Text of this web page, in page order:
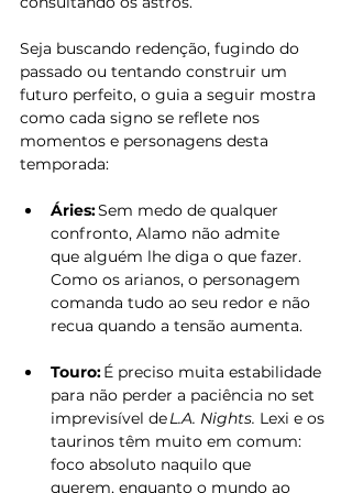
Seja buscando redenção, fugindo do
passado ou tentando construir um
futuro perfeito, o guia a seguir mostra
como cada signo se reflete nos
momentos e personagens desta
temporada:
Áries: Sem medo de qualquer
confronto, Alamo não admite
que alguém lhe diga o que fazer.
Como os arianos, o personagem
comanda tudo ao seu redor e não
recua quando a tensão aumenta.
Touro: É preciso muita estabilidade
para não perder a paciência no set
imprevisível de L.A. Nights. Lexi e os
taurinos têm muito em comum:
foco absoluto naquilo que
querem, enquanto o mundo ao